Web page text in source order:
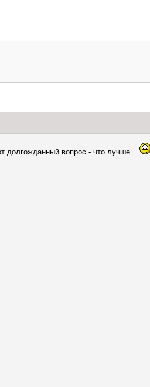
долгожданный вопрос - что лучше....